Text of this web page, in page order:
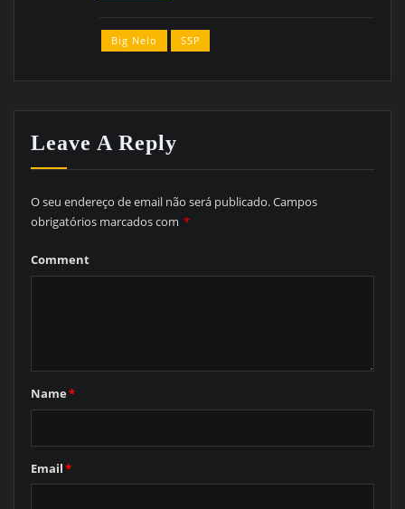
Big Nelo SSP
Leave A Reply
O seu endereço de email não será publicado.Campos
obrigatórios marcados com *
Comment
Name*
Email*